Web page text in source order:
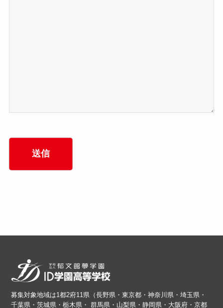
募集対象地域は1都2府11県（長野県・東京都・神奈川県・埼玉県・
千葉県・茨城県・栃木県・ 群馬県・山梨県・静岡県・大阪府・京都